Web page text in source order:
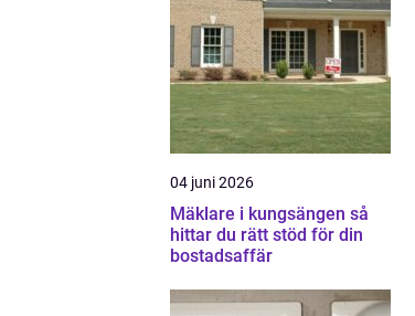
04 juni 2026
Mäklare i kungsängen så
hittar du rätt stöd för din
bostadsaffär